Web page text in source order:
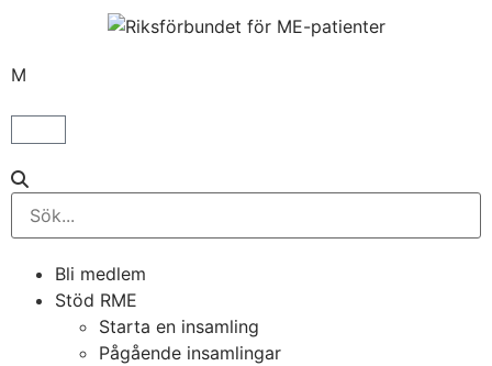
M
Bli medlem
Stöd RME
Starta en insamling
Pågående insamlingar